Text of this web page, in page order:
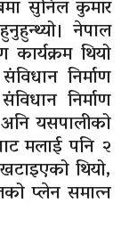
सुनिल कुमार
नेपाल
कार्यक्रम थियो
निर्माण
निर्माण
अनि यसपालीको
मलाई पनि २
थियो,
प्लेन समात्न